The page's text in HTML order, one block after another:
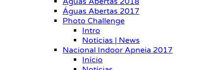
Águas Abertas 2017
Photo Challenge
Intro
Notícias | News
Nacional Indoor Apneia 2017
Início